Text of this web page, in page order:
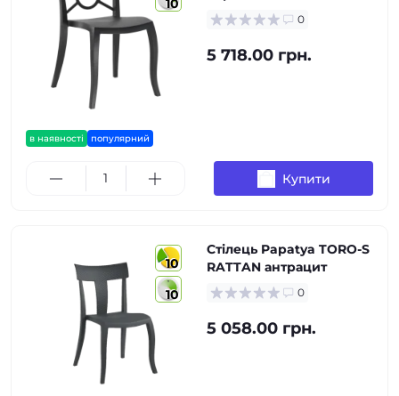
10
в наявності популярний
0
5 718.00 грн.
Купити
10
10
Стілець Papatya TORO-S
RATTAN антрацит
0
5 058.00 грн.